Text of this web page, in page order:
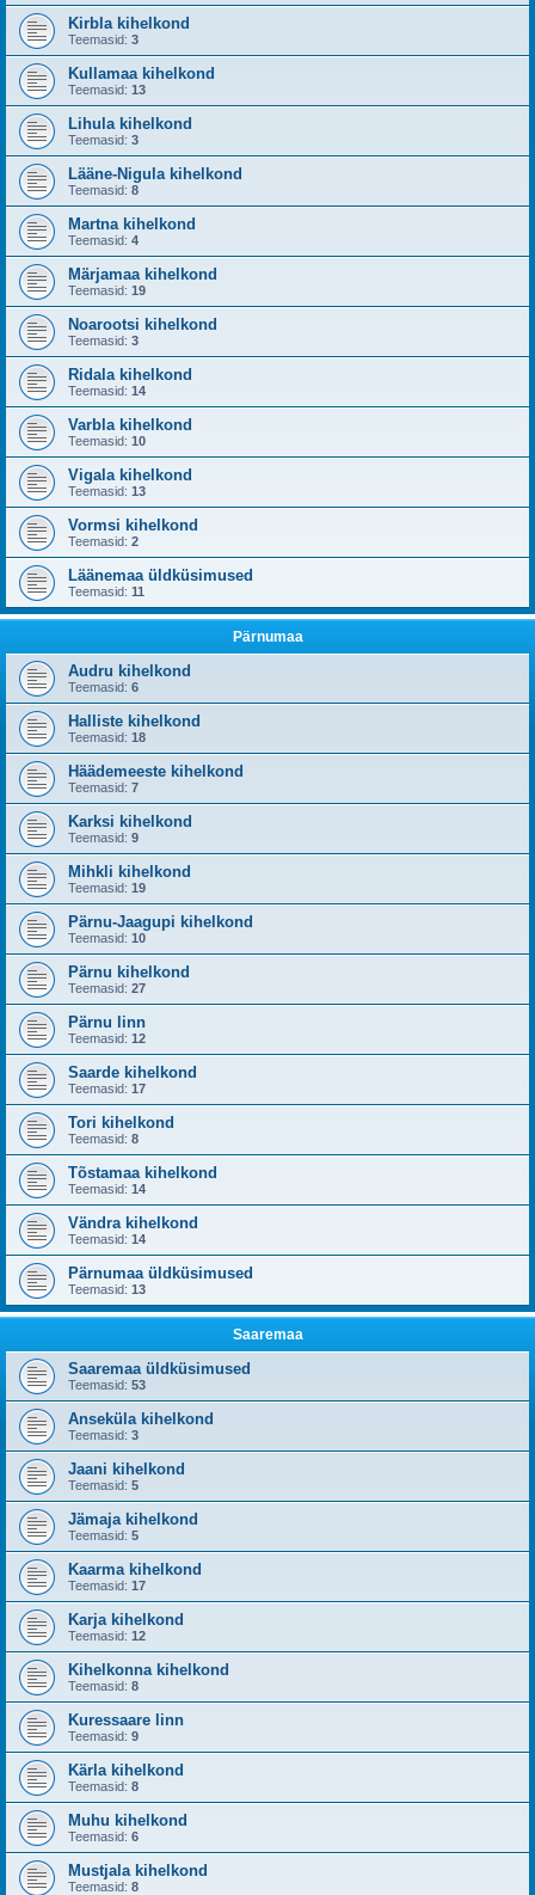
Kirbla kihelkond
Teemasid: 3
Kullamaa kihelkond
Teemasid: 13
Lihula kihelkond
Teemasid: 3
Lääne-Nigula kihelkond
Teemasid: 8
Martna kihelkond
Teemasid: 4
Märjamaa kihelkond
Teemasid: 19
Noarootsi kihelkond
Teemasid: 3
Ridala kihelkond
Teemasid: 14
Varbla kihelkond
Teemasid: 10
Vigala kihelkond
Teemasid: 13
Vormsi kihelkond
Teemasid: 2
Läänemaa üldküsimused
Teemasid: 11
Pärnumaa
Audru kihelkond
Teemasid: 6
Halliste kihelkond
Teemasid: 18
Häädemeeste kihelkond
Teemasid: 7
Karksi kihelkond
Teemasid: 9
Mihkli kihelkond
Teemasid: 19
Pärnu-Jaagupi kihelkond
Teemasid: 10
Pärnu kihelkond
Teemasid: 27
Pärnu linn
Teemasid: 12
Saarde kihelkond
Teemasid: 17
Tori kihelkond
Teemasid: 8
Tõstamaa kihelkond
Teemasid: 14
Vändra kihelkond
Teemasid: 14
Pärnumaa üldküsimused
Teemasid: 13
Saaremaa
Saaremaa üldküsimused
Teemasid: 53
Anseküla kihelkond
Teemasid: 3
Jaani kihelkond
Teemasid: 5
Jämaja kihelkond
Teemasid: 5
Kaarma kihelkond
Teemasid: 17
Karja kihelkond
Teemasid: 12
Kihelkonna kihelkond
Teemasid: 8
Kuressaare linn
Teemasid: 9
Kärla kihelkond
Teemasid: 8
Muhu kihelkond
Teemasid: 6
Mustjala kihelkond
Teemasid: 8